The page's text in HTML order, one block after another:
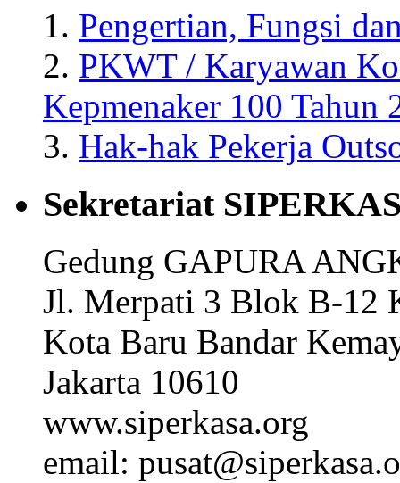
1. Pengertian, Fungsi
2. PKWT / Karyawan
Kepmenaker 100 Tahun
3. Hak-hak Pekerja
Sekretariat
Gedung GAPURA
Jl. Merpati 3 Blok B-12
Kota Baru Bandar
Jakarta 10610
www.siperkasa.org
email: